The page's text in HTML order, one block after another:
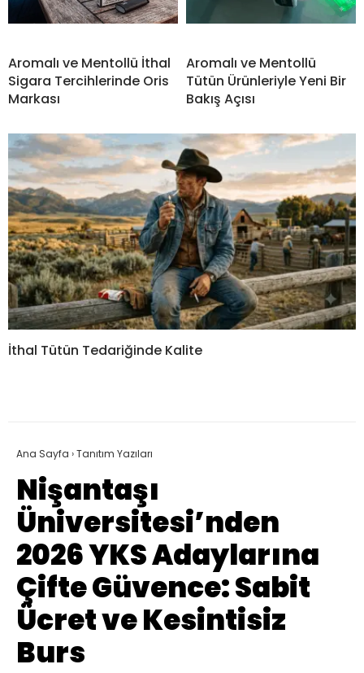
Aromalı ve Mentollü İthal
Sigara Tercihlerinde Oris
Markası
Aromalı ve Mentollü
Tütün Ürünleriyle Yeni Bir
Bakış Açısı
İthal Tütün Tedariğinde Kalite
Ana Sayfa ›Tanıtım Yazıları
Nişantaşı
Üniversitesi’nden
2026 YKS Adaylarına
Çifte Güvence: Sabit
Ücret ve Kesintisiz
Burs